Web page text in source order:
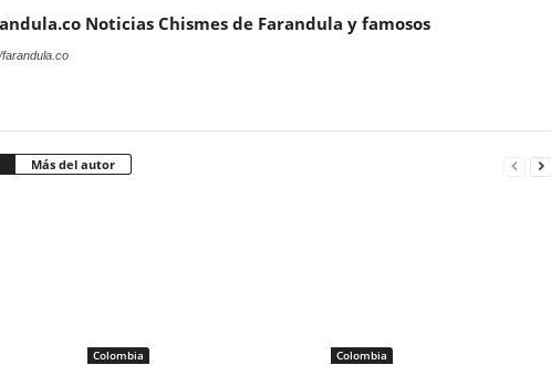
Noticias Chismes de Farandula y famosos
Más del autor
Colombia Colombia